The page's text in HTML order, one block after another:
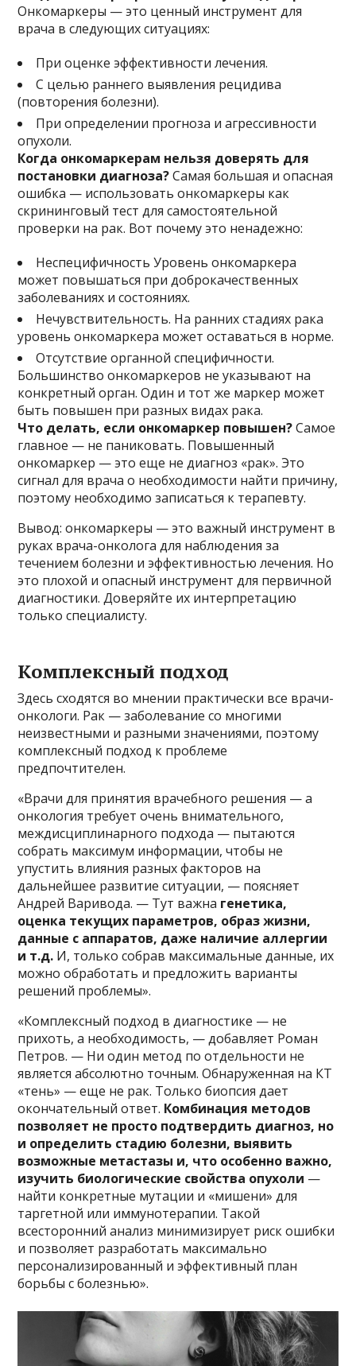
Онкомаркеры — это ценный инструмент для
врача в следующих ситуациях:
При оценке эффективности лечения.
С целью раннего выявления рецидива
(повторения болезни).
При определении прогноза и агрессивности
опухоли.
Когда онкомаркерам нельзя доверять для
постановки диагноза?Самая большая и опасная
ошибка — использовать онкомаркеры как
скрининговый тест для самостоятельной
проверки на рак. Вот почему это ненадежно:
Неспецифичность Уровень онкомаркера
может повышаться при доброкачественных
заболеваниях и состояниях.
Нечувствительность. На ранних стадиях рака
уровень онкомаркера может оставаться в норме.
Отсутствие органной специфичности.
Большинство онкомаркеров не указывают на
конкретный орган. Один и тот же маркер может
быть повышен при разных видах рака.
Что делать, если онкомаркер повышен?Самое
главное — не паниковать. Повышенный
онкомаркер — это еще не диагноз «рак». Это
сигнал для врача о необходимости найти причину,
поэтому необходимо записаться к терапевту.
Вывод: онкомаркеры — это важный инструмент в
руках врача-онколога для наблюдения за
течением болезни и эффективностью лечения. Но
это плохой и опасный инструмент для первичной
диагностики. Доверяйте их интерпретацию
только специалисту.
Комплексный подход
Здесь сходятся во мнении практически все врачи-
онкологи. Рак — заболевание со многими
неизвестными и разными значениями, поэтому
комплексный подход к проблеме
предпочтителен.
«Врачи для принятия врачебного решения — а
онкология требует очень внимательного,
междисциплинарного подхода — пытаются
собрать максимум информации, чтобы не
упустить влияния разных факторов на
дальнейшее развитие ситуации, — поясняет
Андрей Варивода. — Тут важна генетика,
оценка текущих параметров, образ жизни,
данные с аппаратов, даже наличие аллергии
и т.д. И, только собрав максимальные данные, их
можно обработать и предложить варианты
решений проблемы».
«Комплексный подход в диагностике — не
прихоть, а необходимость, — добавляет Роман
Петров. — Ни один метод по отдельности не
является абсолютно точным. Обнаруженная на КТ
«тень» — еще не рак. Только биопсия дает
окончательный ответ. Комбинация методов
позволяет не просто подтвердить диагноз, но
и определить стадию болезни, выявить
возможные метастазы и, что особенно важно,
изучить биологические свойства опухоли —
найти конкретные мутации и «мишени» для
таргетной или иммунотерапии. Такой
всесторонний анализ минимизирует риск ошибки
и позволяет разработать максимально
персонализированный и эффективный план
борьбы с болезнью».